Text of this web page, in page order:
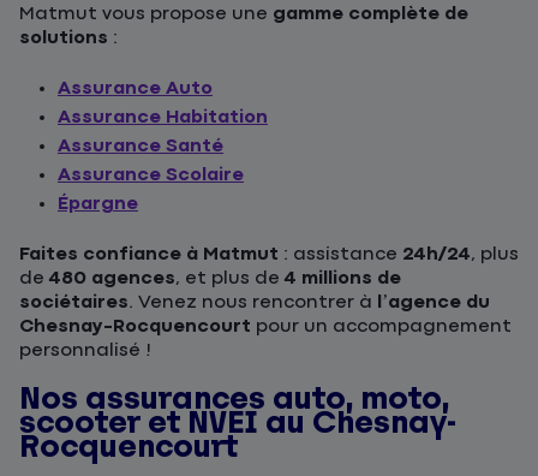
Matmut vous propose une gamme complète de
solutions :
Assurance Auto
Assurance Habitation
Assurance Santé
Assurance Scolaire
Épargne
Faites confiance à Matmut : assistance 24h/24, plus
de 480 agences, et plus de 4 millions de
sociétaires. Venez nous rencontrer à l’agence du
Chesnay-Rocquencourt pour un accompagnement
personnalisé !
Nos assurances auto, moto,
scooter et NVEI au Chesnay-
Rocquencourt